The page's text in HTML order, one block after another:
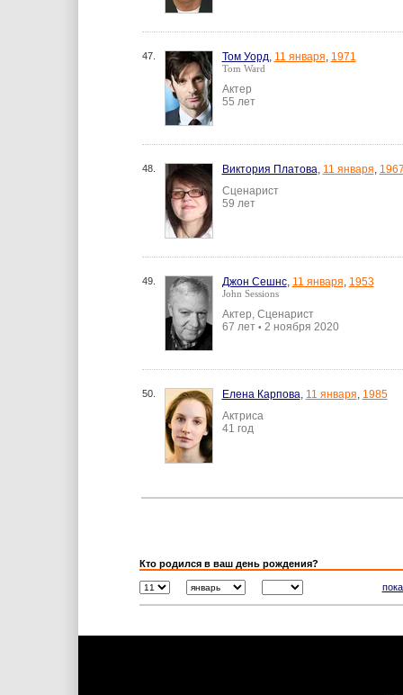
47. Том Уорд, 11 января, 1971
Tom Ward
Актер
55 лет
48. Виктория Платова, 11 января,
Сценарист
59 лет
49. Джон Сешнс, 11 января, 1953
John Sessions
Актер, Сценарист
67 лет • 2 ноября 2020
50. Елена Карпова, 11 января, 1985
Актриса
41 год
Кто родился в ваш день рождения?